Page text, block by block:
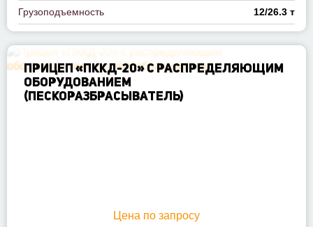
Грузоподъемность 12/26.3 т
ПРИЦЕП «ПККД-20» С РАСПРЕДЕЛЯЮЩИМ
ОБОРУДОВАНИЕМ
(ПЕСКОРАЗБРАСЫВАТЕЛЬ)
Цена по запросу